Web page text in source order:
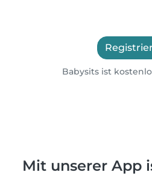
Babysits ist
Mit unserer App